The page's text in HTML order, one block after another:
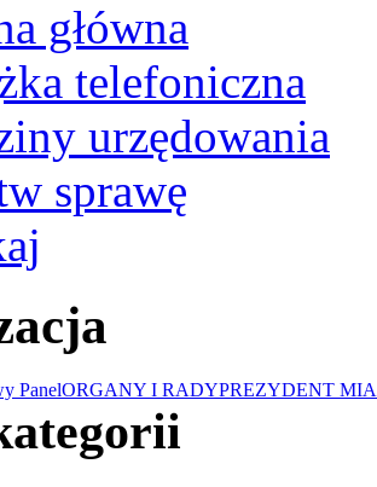
główna
telefoniczna
urzędowania
sprawę
PanelORGANY I RADYPREZYDENT